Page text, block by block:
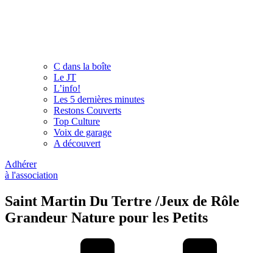
C dans la boîte
Le JT
L’info!
Les 5 dernières minutes
Restons Couverts
Top Culture
Voix de garage
A découvert
Adhérer
à l'association
Saint Martin Du Tertre /Jeux de Rôle
Grandeur Nature pour les Petits